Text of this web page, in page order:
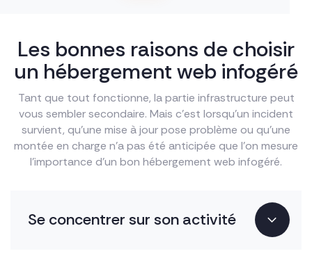
Les bonnes raisons de choisir
un hébergement web infogéré
Tant que tout fonctionne, la partie infrastructure peut
vous sembler secondaire. Mais c’est lorsqu’un incident
survient, qu’une mise à jour pose problème ou qu’une
montée en charge n’a pas été anticipée que l’on mesure
l’importance d’un bon hébergement web infogéré.
Se concentrer sur son activité